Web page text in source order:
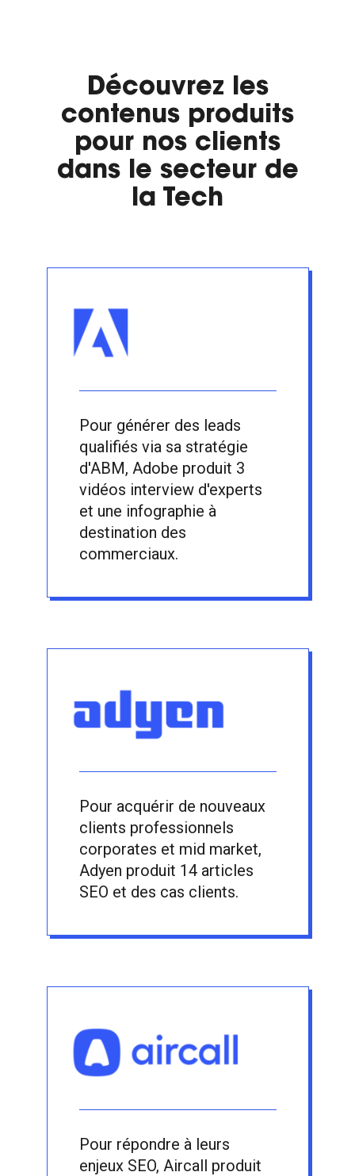
Découvrez les
contenus produits
pour nos clients
dans le secteur de
la Tech
Pour générer des leads
qualifiés via sa stratégie
d'ABM, Adobe produit 3
vidéos interview d'experts
et une infographie à
destination des
commerciaux.
Pour acquérir de nouveaux
clients professionnels
corporates et mid market,
Adyen produit 14 articles
SEO et des cas clients.
Pour répondre à leurs
enjeux SEO, Aircall produit